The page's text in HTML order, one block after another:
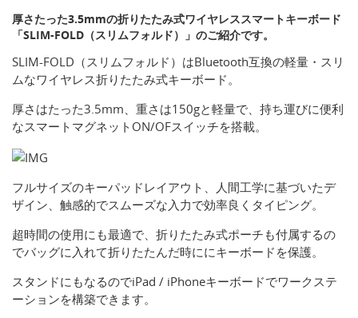
厚さたった3.5mmの折りたたみ式ワイヤレススマートキーボード
「SLIM-FOLD（スリムフォルド）」のご紹介です。
SLIM-FOLD（スリムフォルド）はBluetooth互換の軽量・スリ
ムなワイヤレス折りたたみ式キーボード。
厚さはたった3.5mm、重さは150gと軽量で、持ち運びに便利
なスマートマグネットON/OFスイッチを搭載。
フルサイズのキーパッドレイアウト、人間工学に基づいたデ
ザイン、触感的でスムーズな入力で効率良くタイピング。
超時間の使用にも最適で、折りたたみ式ポーチも付属するの
でバッグに入れて折りたたんだ時ににキーボードを保護。
スタンドにもなるのでiPad / iPhoneキーボードでワークステ
ーションを構築できます。